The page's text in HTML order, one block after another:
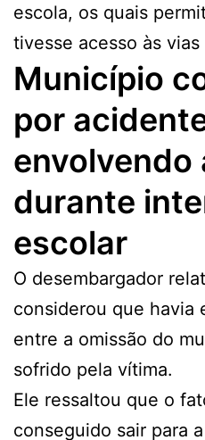
escola, os quais
tivesse acesso às vias
Município
por
envolvendo
durante
escolar
O desembargador
considerou que havia
entre a omissão do
sofrido pela vítima.
Ele ressaltou que o
conseguido sair para